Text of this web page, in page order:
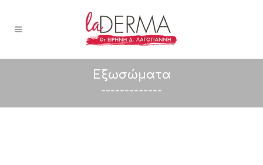
Εξωσώματα
-------------